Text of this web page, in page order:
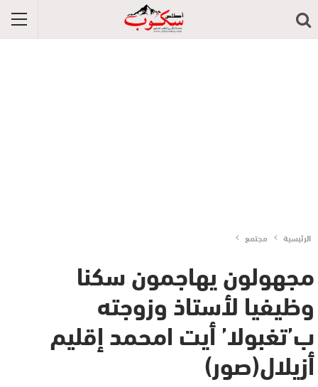
الرئيسية مجتمع
مجهولون يهاجمون سكنا
وظيفيا لأستاذ وزوجته
ب’تغبولا’ أيت امحمد إقليم
أزيلال(صور)